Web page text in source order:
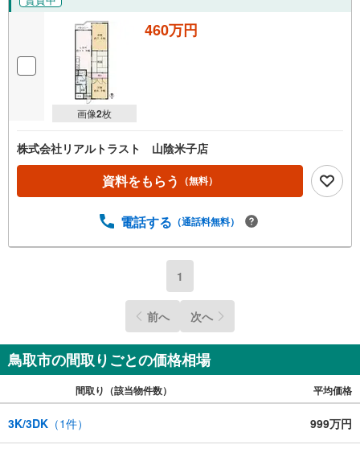
画像2枚
460万円
株式会社リアルトラスト 山陰米子店
資料をもらう （無料）
電話する （通話料無料）
1
前へ 次へ
鳥取市の間取りごとの価格相場
間取り（該当物件数） 平均価格
3K/3DK （1件） 999万円